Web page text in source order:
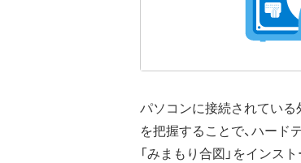
パソコンに接続されている
を把握することで、ハー
「みまもり合図」をインス